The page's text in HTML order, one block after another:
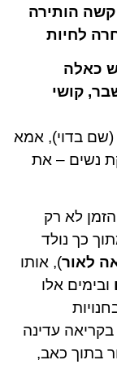
כשתאונה קשה הותירה
לחיות
כאלה
קושי
(שם בדוי), אמא
נשים – את
לא רק
כך נולד
לאור), אותו
ובימים אלו
עדינה
בתוך כאב,